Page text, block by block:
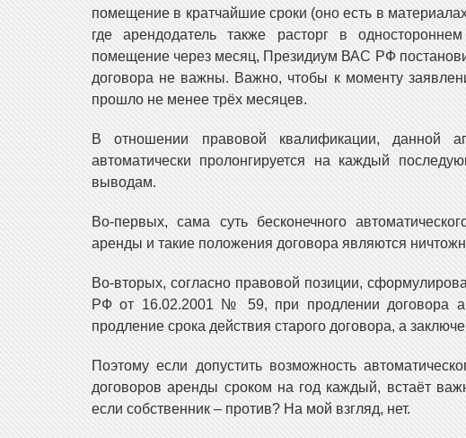
помещение в кратчайшие сроки (оно есть в
где арендодатель также расторг в
помещение через месяц, Президиум ВАС РФ
договора не важны. Важно, чтобы к моменту
прошло не менее трёх месяцев.
В отношении правовой квалификации, данной
автоматически пролонгируется на каждый
выводам.
Во-первых, сама суть бесконечного
аренды и такие положения договора являются
Во-вторых, согласно правовой позиции,
РФ от 16.02.2001 № 59, при продлении договора
продление срока действия старого договора, а
Поэтому если допустить возможность
договоров аренды сроком на год каждый, встаёт
если собственник – против? На мой взгляд, нет.